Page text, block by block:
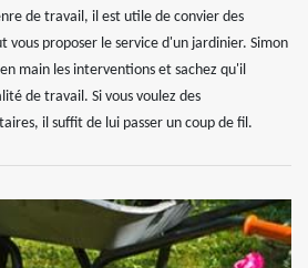
de travail, il est utile de convier des
vous proposer le service d'un jardinier. Simon
main les interventions et sachez qu'il
de travail. Si vous voulez des
il suffit de lui passer un coup de fil.